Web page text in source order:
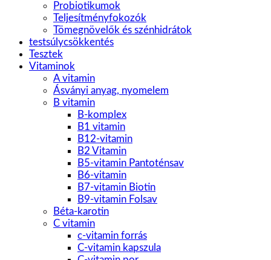
Probiotikumok
Teljesítményfokozók
Tömegnövelők és szénhidrátok
testsúlycsökkentés
Tesztek
Vitaminok
A vitamin
Ásványi anyag, nyomelem
B vitamin
B-komplex
B1 vitamin
B12-vitamin
B2 Vitamin
B5-vitamin Pantoténsav
B6-vitamin
B7-vitamin Biotin
B9-vitamin Folsav
Béta-karotin
C vitamin
c-vitamin forrás
C-vitamin kapszula